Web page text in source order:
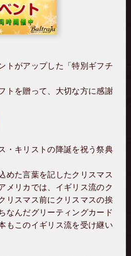
トがアップした「特別ギフチ
トを贈って、大切な方に感謝
・キリストの降誕を祝う祭典
めた言葉を記したクリスマス
メリカでは、イギリス流のク
リスマス前にクリスマスの挨
なんだグリーティングカード
もこのイギリス流を受け継い